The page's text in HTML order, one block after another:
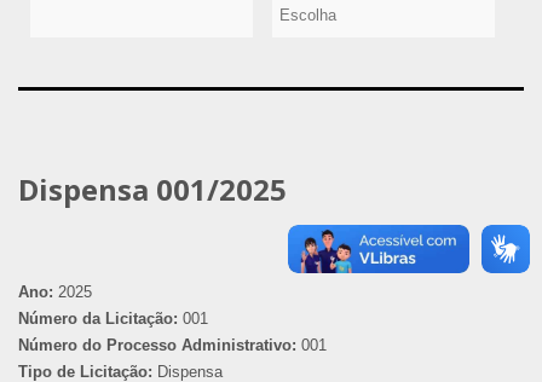
Dispensa 001/2025
Ano: 2025
Número da Licitação: 001
Número do Processo Administrativo: 001
Tipo de Licitação: Dispensa